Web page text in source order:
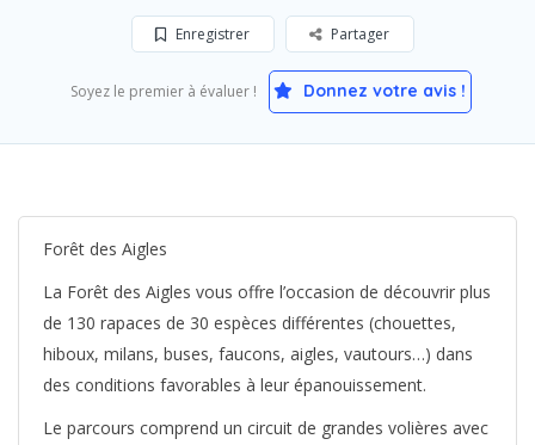
Enregistrer Partager
Soyez le premier à évaluer ! Donnez votre avis !
Forêt des Aigles
La Forêt des Aigles vous offre l’occasion de découvrir plus
de 130 rapaces de 30 espèces différentes (chouettes,
hiboux, milans, buses, faucons, aigles, vautours…) dans
des conditions favorables à leur épanouissement.
Le parcours comprend un circuit de grandes volières avec